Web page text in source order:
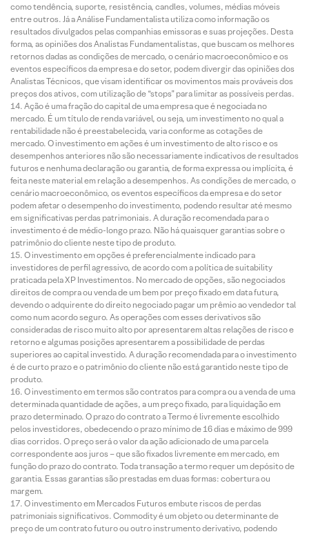
como tendência, suporte, resistência, candles, volumes, médias móveis
entre outros. Já a Análise Fundamentalista utiliza como informação os
resultados divulgados pelas companhias emissoras e suas projeções. Desta
forma, as opiniões dos Analistas Fundamentalistas, que buscam os melhores
retornos dadas as condições de mercado, o cenário macroeconômico e os
eventos específicos da empresa e do setor, podem divergir das opiniões dos
Analistas Técnicos, que visam identificar os movimentos mais prováveis dos
preços dos ativos, com utilização de “stops” para limitar as possíveis perdas.
Ação é uma fração do capital de uma empresa que é negociada no
mercado. É um título de renda variável, ou seja, um investimento no qual a
rentabilidade não é preestabelecida, varia conforme as cotações de
mercado. O investimento em ações é um investimento de alto risco e os
desempenhos anteriores não são necessariamente indicativos de resultados
futuros e nenhuma declaração ou garantia, de forma expressa ou implícita, é
feita neste material em relação a desempenhos. As condições de mercado, o
cenário macroeconômico, os eventos específicos da empresa e do setor
podem afetar o desempenho do investimento, podendo resultar até mesmo
em significativas perdas patrimoniais. A duração recomendada para o
investimento é de médio-longo prazo. Não há quaisquer garantias sobre o
patrimônio do cliente neste tipo de produto.
O investimento em opções é preferencialmente indicado para
investidores de perfil agressivo, de acordo com a política de suitability
praticada pela XP Investimentos. No mercado de opções, são negociados
direitos de compra ou venda de um bem por preço fixado em data futura,
devendo o adquirente do direito negociado pagar um prêmio ao vendedor tal
como num acordo seguro. As operações com esses derivativos são
consideradas de risco muito alto por apresentarem altas relações de risco e
retorno e algumas posições apresentarem a possibilidade de perdas
superiores ao capital investido. A duração recomendada para o investimento
é de curto prazo e o patrimônio do cliente não está garantido neste tipo de
produto.
O investimento em termos são contratos para compra ou a venda de uma
determinada quantidade de ações, a um preço fixado, para liquidação em
prazo determinado. O prazo do contrato a Termo é livremente escolhido
pelos investidores, obedecendo o prazo mínimo de 16 dias e máximo de 999
dias corridos. O preço será o valor da ação adicionado de uma parcela
correspondente aos juros – que são fixados livremente em mercado, em
função do prazo do contrato. Toda transação a termo requer um depósito de
garantia. Essas garantias são prestadas em duas formas: cobertura ou
margem.
O investimento em Mercados Futuros embute riscos de perdas
patrimoniais significativos. Commodity é um objeto ou determinante de
preço de um contrato futuro ou outro instrumento derivativo, podendo